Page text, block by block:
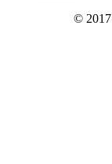
© 2017